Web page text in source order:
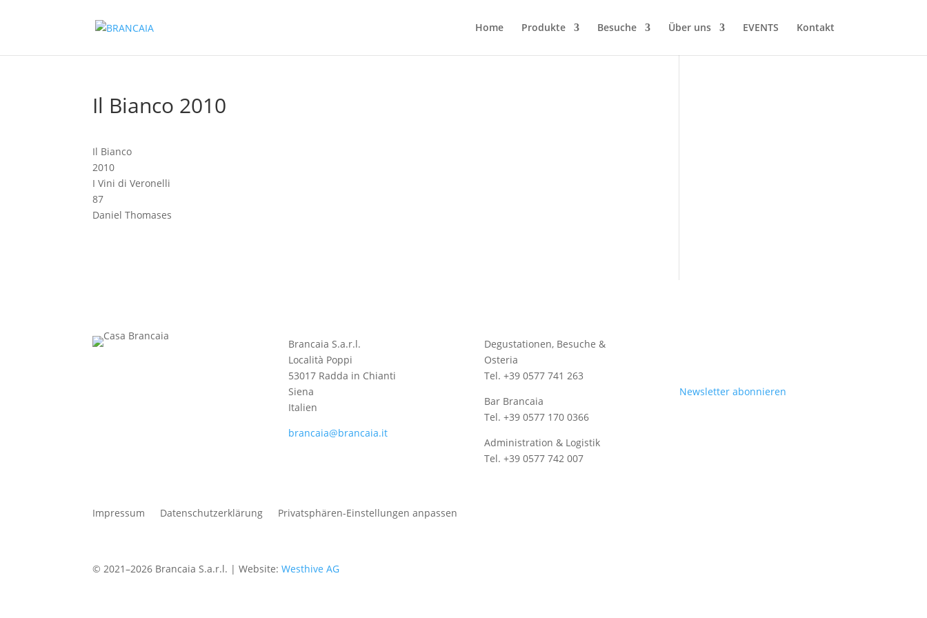
Home Produkte Besuche Über uns EVENTS Kontakt
Il Bianco 2010
Il Bianco
2010
I Vini di Veronelli
87
Daniel Thomases
Brancaia S.a.r.l.
Località Poppi
53017 Radda in Chianti
Siena
Italien
brancaia@brancaia.it
Degustationen, Besuche &
Osteria
Tel. +39 0577 741 263
Bar Brancaia
Tel. +39 0577 170 0366
Administration & Logistik
Tel. +39 0577 742 007
Newsletter abonnieren
Impressum Datenschutzerklärung Privatsphären-Einstellungen anpassen
© 2021–2026 Brancaia S.a.r.l. | Website:Westhive AG